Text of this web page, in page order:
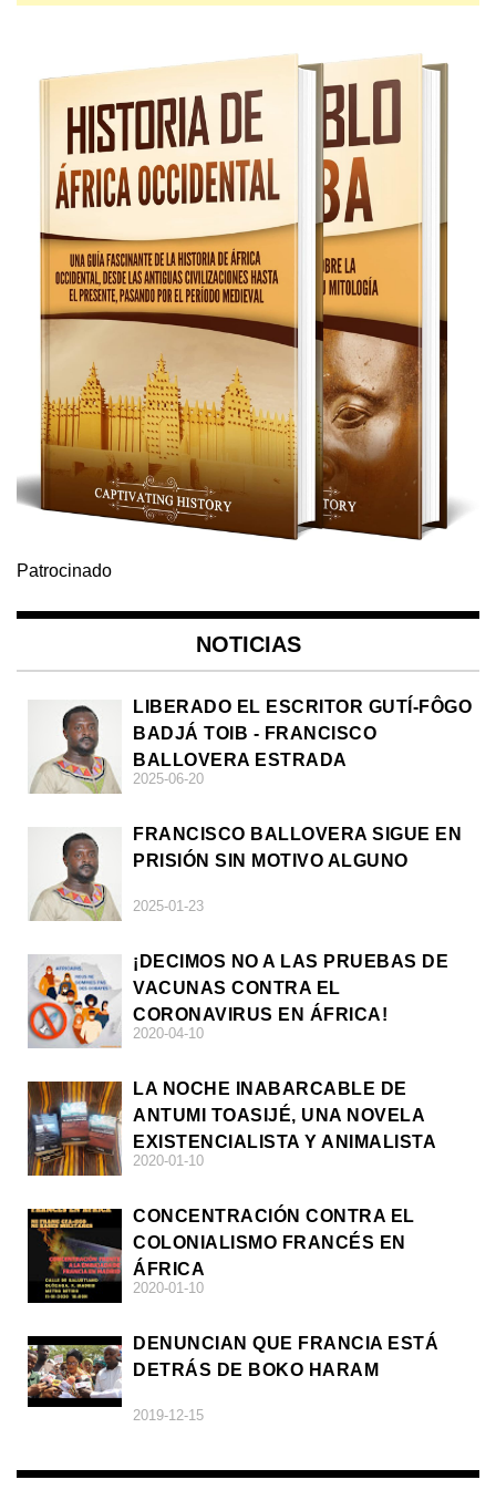
Patrocinado
NOTICIAS
LIBERADO EL ESCRITOR GUTÍ-FÔGO
BADJÁ TOIB - FRANCISCO
BALLOVERA ESTRADA
2025-06-20
FRANCISCO BALLOVERA SIGUE EN
PRISIÓN SIN MOTIVO ALGUNO
2025-01-23
¡DECIMOS NO A LAS PRUEBAS DE
VACUNAS CONTRA EL
CORONAVIRUS EN ÁFRICA!
2020-04-10
LA NOCHE INABARCABLE DE
ANTUMI TOASIJÉ, UNA NOVELA
EXISTENCIALISTA Y ANIMALISTA
2020-01-10
CONCENTRACIÓN CONTRA EL
COLONIALISMO FRANCÉS EN
ÁFRICA
2020-01-10
DENUNCIAN QUE FRANCIA ESTÁ
DETRÁS DE BOKO HARAM
2019-12-15